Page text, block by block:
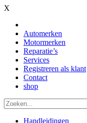
X
Automerken
Motormerken
Reparatie’s
Services
Registreren als klant
Contact
shop
Handleidingen